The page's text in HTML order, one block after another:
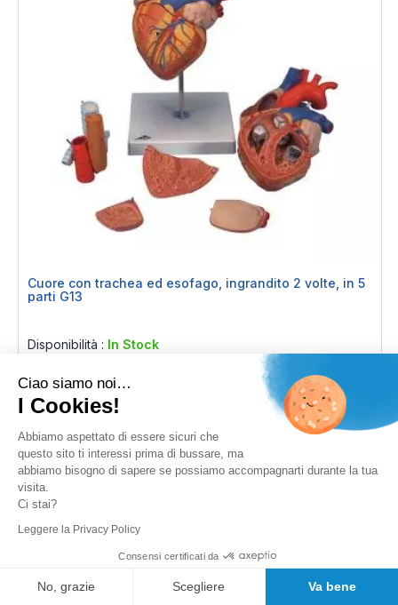
Cuore con trachea ed esofago, ingrandito 2 volte, in 5
parti G13
Disponibilità : In Stock
Ciao siamo noi…
I Cookies!
Abbiamo aspettato di essere sicuri che
questo sito ti interessi prima di bussare, ma
abbiamo bisogno di sapere se possiamo accompagnarti durante la tua
visita.
Ci stai?
Leggere la Privacy Policy
Consensi certificati da
No, grazie Scegliere Va bene